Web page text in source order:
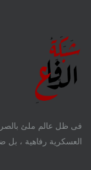
فى ظل عالم ملئ
العسكرية رفاهية ، بل